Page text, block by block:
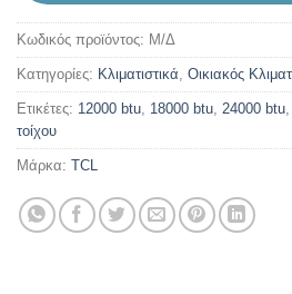
Κωδικός προϊόντος: Μ/Δ
Κατηγορίες: Kλιματιστικά Oικιακός
Ετικέτες: 12000 btu 18000 btu 24000 btu
τοίχου
Μάρκα: TCL